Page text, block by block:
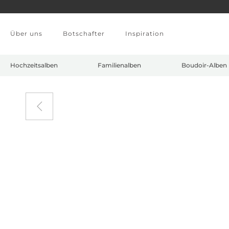
Über uns Botschafter Inspiration
Hochzeitsalben Familienalben Boudoir-Alben